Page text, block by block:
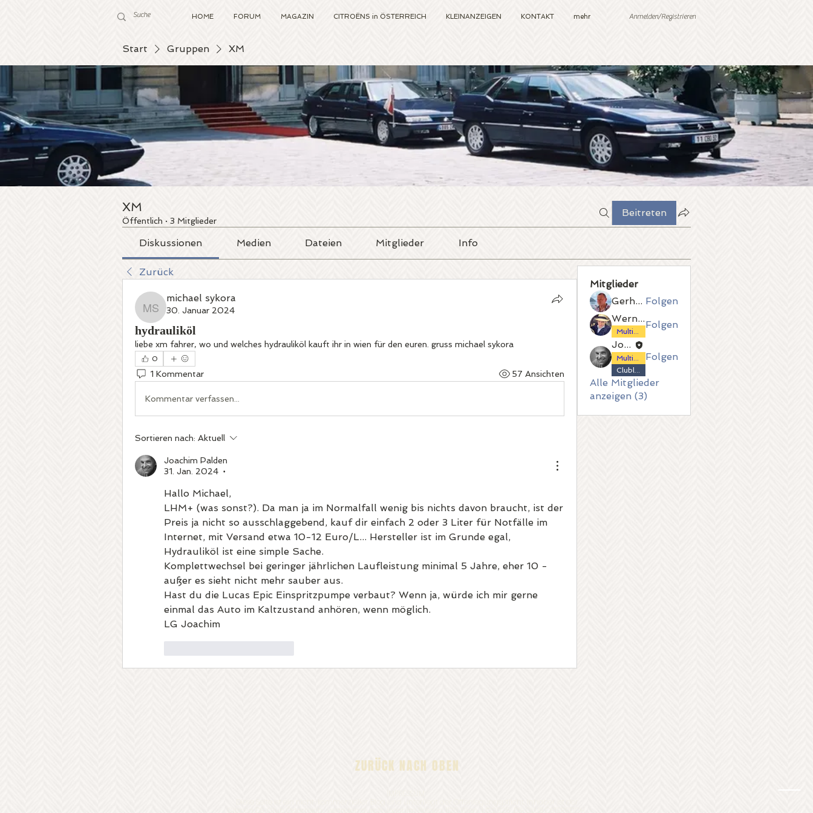
HOME FORUM MAGAZIN CITROËNS in ÖSTERREICH KLEINANZEIGEN KONTAKT mehr Anmelden/Registrieren
Start Gruppen XM
XM
Öffentlich · 3 Mitglieder
Beitreten
Diskussionen Medien Dateien Mitglieder Info
Zurück
michael sykora
michael sykora
30. Januar 2024
hydrauliköl
liebe xm fahrer, wo und welches hydrauliköl kauft ihr in wien für den euren. gruss michael sykora
0
1 Kommentar 57 Ansichten
Kommentar verfassen...
Sortieren nach: Aktuell
Joachim Palden
31. Jan. 2024
•
Hallo Michael,
LHM+ (was sonst?). Da man ja im Normalfall wenig bis nichts davon braucht, ist der
Preis ja nicht so ausschlaggebend, kauf dir einfach 2 oder 3 Liter für Notfälle im
Internet, mit Versand etwa 10-12 Euro/L... Hersteller ist im Grunde egal,
Hydrauliköl ist eine simple Sache.
Komplettwechsel bei geringer jährlichen Laufleistung minimal 5 Jahre, eher 10 -
außer es sieht nicht mehr sauber aus.
Hast du die Lucas Epic Einspritzpumpe verbaut? Wenn ja, würde ich mir gerne
einmal das Auto im Kaltzustand anhören, wenn möglich.
LG Joachim
Mitglieder
Gerhard Küster Folgen
Werner Fitzthum
Multi-Citroënist
Folgen
Joachim Palden
Multi-Citroënist
Clubleitung
Folgen
Alle Mitglieder
anzeigen (3)
ZURÜCK NACH OBEN